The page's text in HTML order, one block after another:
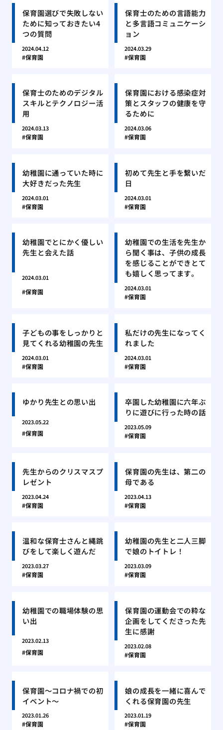
保育園選びで失敗しない
ために知っておきたい4
つの質問
2024.04.12
保育園
保育士のための言語能力
と多言語コミュニケーシ
ョン
2024.03.29
保育園
保育士のためのデジタル
スキルとテクノロジー活
用
2024.03.13
保育園
保育園における感染症対
策とスタッフの健康を守
るために
2024.03.06
保育園
幼稚園に通っていた時に
大好きだった先生
2024.03.01
保育園
初めて先生と手を繋いだ
日
2024.03.01
保育園
幼稚園でとにかく優しい
先生と会えた話
2024.03.01
保育園
幼稚園での生活を先生か
ら聞く事は、子供の成長
を感じることができとて
も嬉しく思ってます。
2024.03.01
保育園
子どもの事をしっかりと
見てくれる幼稚園の先生
2024.03.01
保育園
私だけの先生になってく
れました
2024.03.01
保育園
ゆかり先生との思い出
2023.05.22
保育園
卒園した幼稚園に六年ぶ
りに遊びに行った時の話
2023.05.09
保育園
先生からのクリスマスプ
レゼント
2023.04.24
保育園
保育園の先生は、第二の
母である
2023.04.13
保育園
温和な保育士さんと縄跳
びをして楽しく遊んだ
2023.03.27
保育園
幼稚園の先生と二人三脚
で娘のトイトレ！
2023.03.09
保育園
幼稚園での職場体験の思
い出
2023.02.13
保育園
保育園の運動会での粋な
企画をしてくださった先
生に感謝
2023.02.08
保育園
保育園〜コロナ禍での初
イベント〜
2023.01.26
保育園
娘の成長を一緒に喜んで
くれる保育園の先生
2023.01.19
保育園